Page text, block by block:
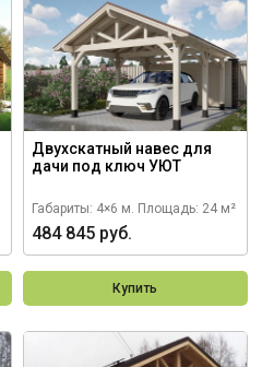
Двухскатный навес для
дачи под ключ УЮТ
Габариты: 4×6 м. Площадь: 24 м²
484 845 руб.
Купить